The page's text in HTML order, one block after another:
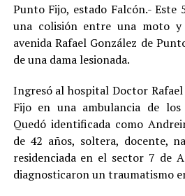
Punto Fijo, estado Falcón.- Este
una colisión entre una moto
avenida Rafael González de
de una dama lesionada.
Ingresó al hospital Doctor
Fijo en una ambulancia de los
Quedó identificada como
de 42 años, soltera, docente,
residenciada en el sector 7 de
diagnosticaron un traumatismo